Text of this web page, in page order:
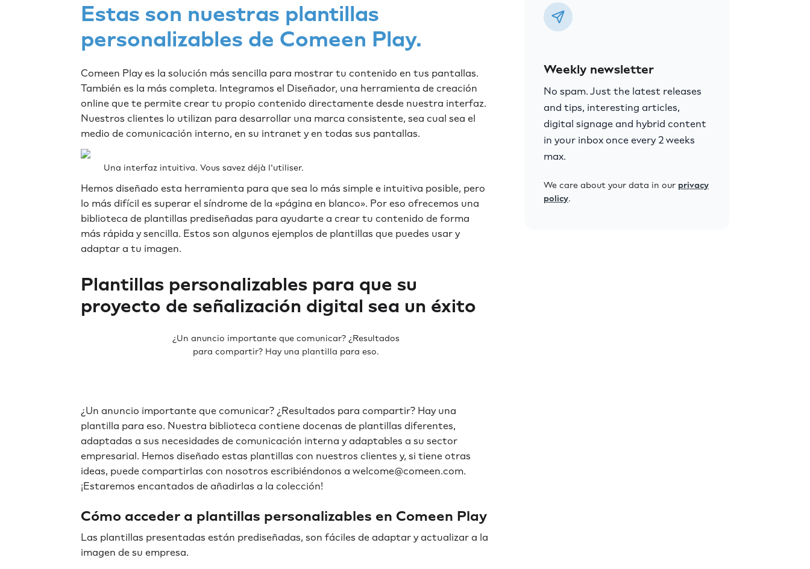
Estas son nuestras plantillas
personalizables de Comeen Play.
Comeen Play es la solución más sencilla para mostrar tu contenido en tus pantallas.
También es la más completa. Integramos el Diseñador, una herramienta de creación
online que te permite crear tu propio contenido directamente desde nuestra interfaz.
Nuestros clientes lo utilizan para desarrollar una marca consistente, sea cual sea el
medio de comunicación interno, en su intranet y en todas sus pantallas.
Una interfaz intuitiva. Vous savez déjà l'utiliser.
Hemos diseñado esta herramienta para que sea lo más simple e intuitiva posible, pero
lo más difícil es superar el síndrome de la «página en blanco». Por eso ofrecemos una
biblioteca de plantillas prediseñadas para ayudarte a crear tu contenido de forma
más rápida y sencilla. Estos son algunos ejemplos de plantillas que puedes usar y
adaptar a tu imagen.
Plantillas personalizables para que su
proyecto de señalización digital sea un éxito
¿Un anuncio importante que comunicar? ¿Resultados
para compartir? Hay una plantilla para eso.
¿Un anuncio importante que comunicar? ¿Resultados para compartir? Hay una
plantilla para eso. Nuestra biblioteca contiene docenas de plantillas diferentes,
adaptadas a sus necesidades de comunicación interna y adaptables a su sector
empresarial. Hemos diseñado estas plantillas con nuestros clientes y, si tiene otras
ideas, puede compartirlas con nosotros escribiéndonos a welcome@comeen.com.
¡Estaremos encantados de añadirlas a la colección!
Cómo acceder a plantillas personalizables en Comeen Play
Las plantillas presentadas están prediseñadas, son fáciles de adaptar y actualizar a la
imagen de su empresa.
Weekly newsletter
No spam. Just the latest releases
and tips, interesting articles,
digital signage and hybrid content
in your inbox once every 2 weeks
max.
We care about your data in our privacy
policy.